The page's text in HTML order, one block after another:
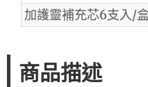
加護靈補充芯6支入/
商品描述